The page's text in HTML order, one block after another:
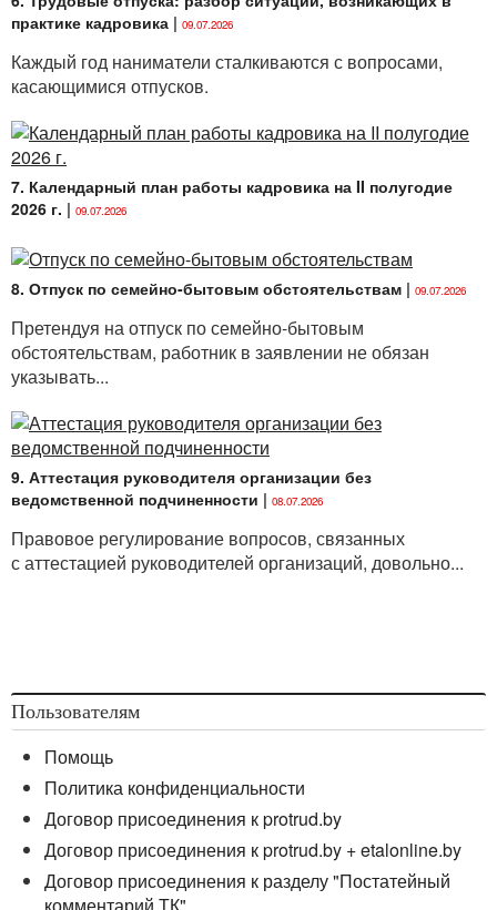
практике кадровика | 09.07.2026
Каждый год наниматели сталкиваются с вопросами,
касающимися отпусков.
7. Календарный план работы кадровика на II полугодие
2026 г. | 09.07.2026
8. Отпуск по семейно-бытовым обстоятельствам | 09.07.2026
Претендуя на отпуск по семейно-бытовым
обстоятельствам, работник в заявлении не обязан
указывать...
9. Аттестация руководителя организации без
ведомственной подчиненности | 08.07.2026
Правовое регулирование вопросов, связанных
с аттестацией руководителей организаций, довольно...
Пользователям
Помощь
Политика конфиденциальности
Договор присоединения к protrud.by
Договор присоединения к protrud.by + etalonline.by
Договор присоединения к разделу "Постатейный